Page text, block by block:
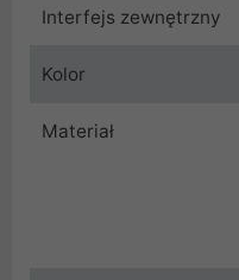
Interfejs zewnętrzny
Kolor
Materiał